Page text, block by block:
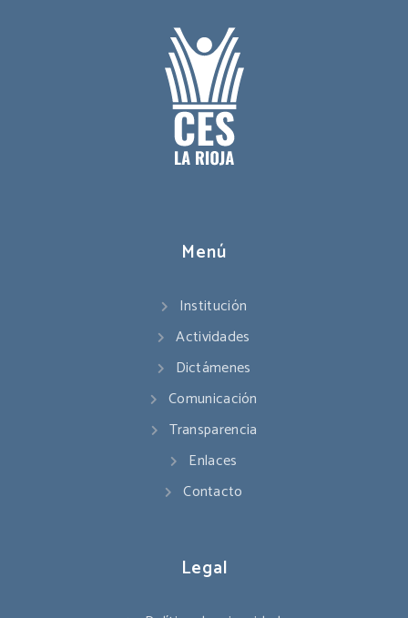
Menú
Institución
Actividades
Dictámenes
Comunicación
Transparencia
Enlaces
Contacto
Legal